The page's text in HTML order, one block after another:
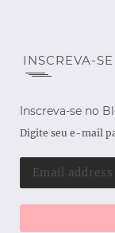
INSCREVA-
Inscreva-se no
Digite seu e-mail